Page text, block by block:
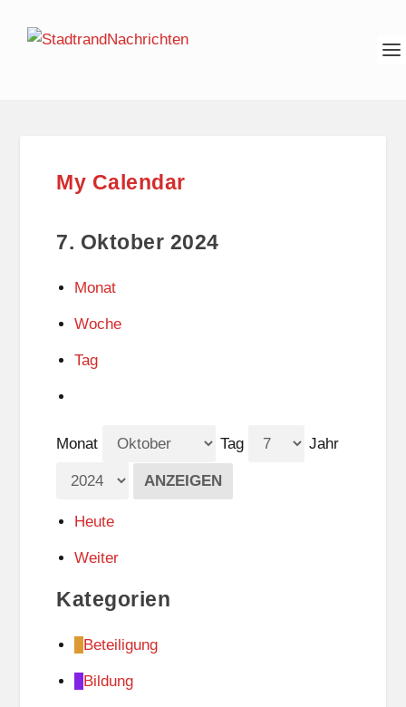
My Calendar
7. Oktober 2024
Monat
Woche
Tag
Monat Tag Jahr
Heute
Weiter
Kategorien
Beteiligung
Bildung